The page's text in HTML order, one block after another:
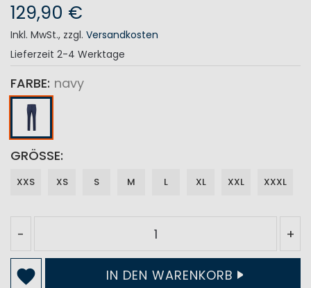
129,90 €
Inkl. MwSt., zzgl. Versandkosten
Lieferzeit 2-4 Werktage
FARBE navy
GRÖSSE
XXS XS S M L XL XXL XXXL
- +
IN DEN WARENKORB